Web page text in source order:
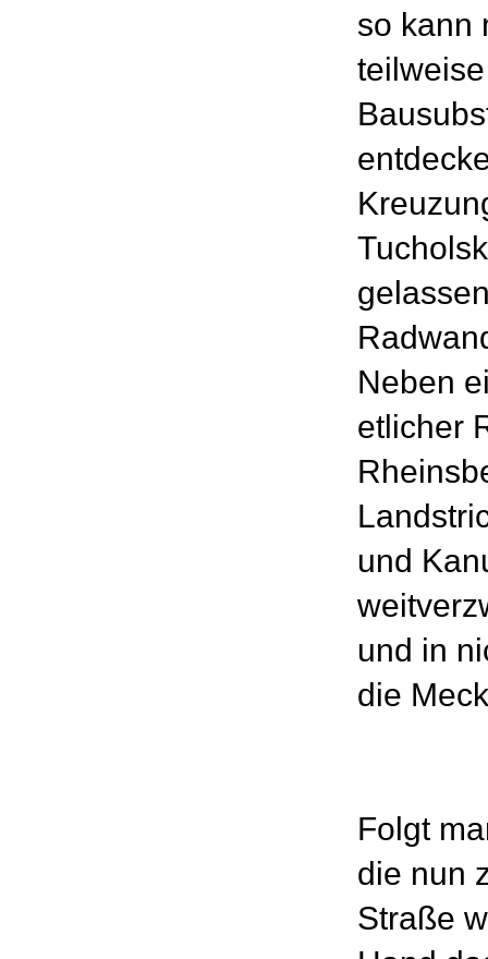
so kann
Neben
etlicher
und
und in
die
Folgt
die nun
Straße